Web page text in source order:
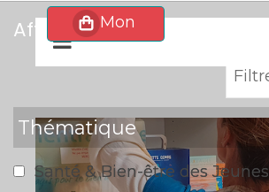
affiner
Thématique
Santé & Bien-être des Jeunes